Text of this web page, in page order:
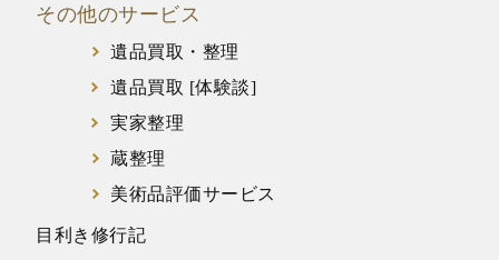
その他のサービス
遺品買取・整理
遺品買取 [体験談]
実家整理
蔵整理
美術品評価サービス
目利き修行記